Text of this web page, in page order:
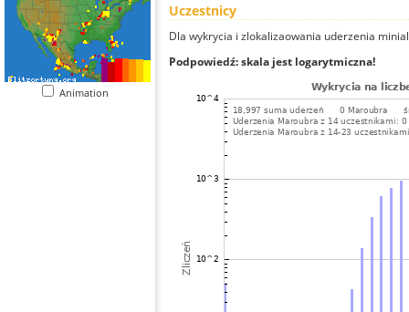
Animation
Uczestnicy
Dla wykrycia i zlokalizaowania uderzenia
Podpowiedź: skala jest logarytmiczna!